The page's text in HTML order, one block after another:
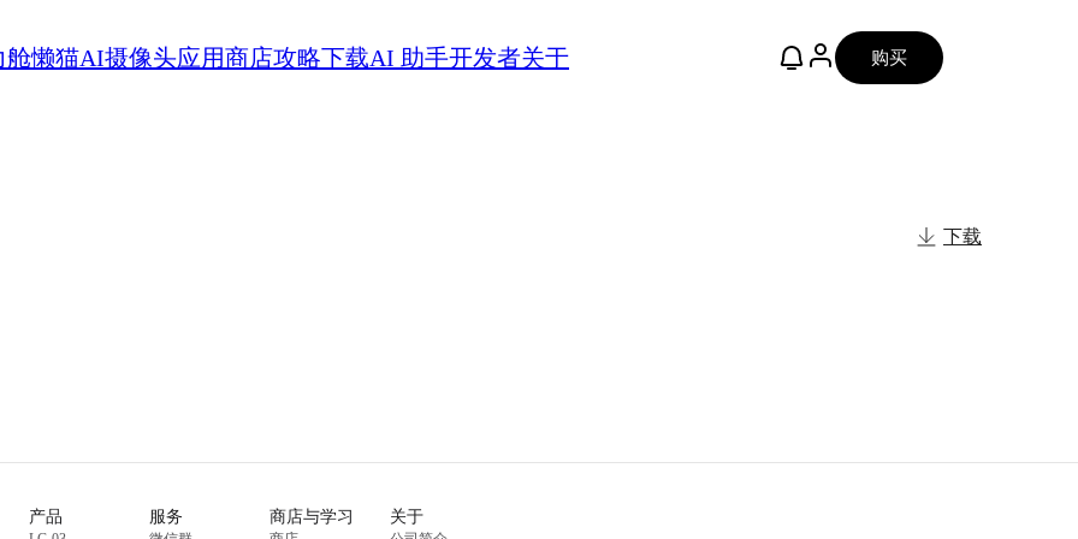
舱懒猫AI摄像头应用商店攻略下载AI 助手开发者关于 购买
下载
产品 服务 商店与学习 关于